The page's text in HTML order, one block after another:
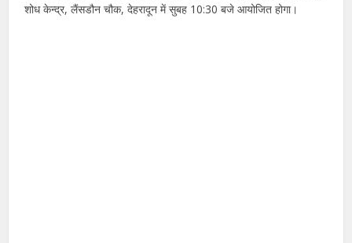
शोध केन्द्र, लैंसडौन चौक, देहरादून में सुबह 10:30 बजे आयोजित होगा।